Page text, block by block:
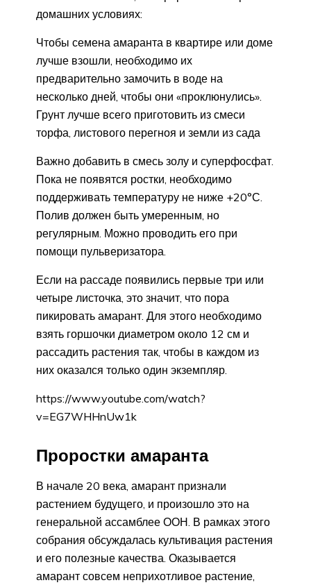
домашних условиях:
Чтобы семена амаранта в квартире или доме
лучше взошли, необходимо их
предварительно замочить в воде на
несколько дней, чтобы они «проклюнулись».
Грунт лучше всего приготовить из смеси
торфа, листового перегноя и земли из сада
Важно добавить в смесь золу и суперфосфат.
Пока не появятся ростки, необходимо
поддерживать температуру не ниже +20°С.
Полив должен быть умеренным, но
регулярным. Можно проводить его при
помощи пульверизатора.
Если на рассаде появились первые три или
четыре листочка, это значит, что пора
пикировать амарант. Для этого необходимо
взять горшочки диаметром около 12 см и
рассадить растения так, чтобы в каждом из
них оказался только один экземпляр.
https://www.youtube.com/watch?
v=EG7WHHnUw1k
Проростки амаранта
В начале 20 века, амарант признали
растением будущего, и произошло это на
генеральной ассамблее ООН. В рамках этого
собрания обсуждалась культивация растения
и его полезные качества. Оказывается
амарант совсем неприхотливое растение,